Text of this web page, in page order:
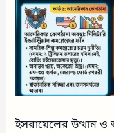
ইসরায়েলের উত্থান